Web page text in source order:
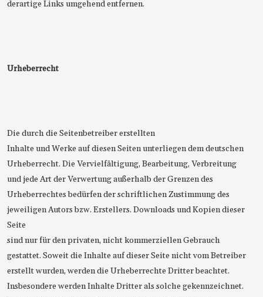
derartige Links umgehend entfernen.
Urheberrecht
Die durch die Seitenbetreiber erstellten
Inhalte und Werke auf diesen Seiten unterliegen dem deutschen
Urheberrecht. Die Vervielfältigung, Bearbeitung, Verbreitung
und jede Art der Verwertung außerhalb der Grenzen des
Urheberrechtes bedürfen der schriftlichen Zustimmung des
jeweiligen Autors bzw. Erstellers. Downloads und Kopien dieser
Seite
sind nur für den privaten, nicht kommerziellen Gebrauch
gestattet. Soweit die Inhalte auf dieser Seite nicht vom Betreiber
erstellt wurden, werden die Urheberrechte Dritter beachtet.
Insbesondere werden Inhalte Dritter als solche gekennzeichnet.